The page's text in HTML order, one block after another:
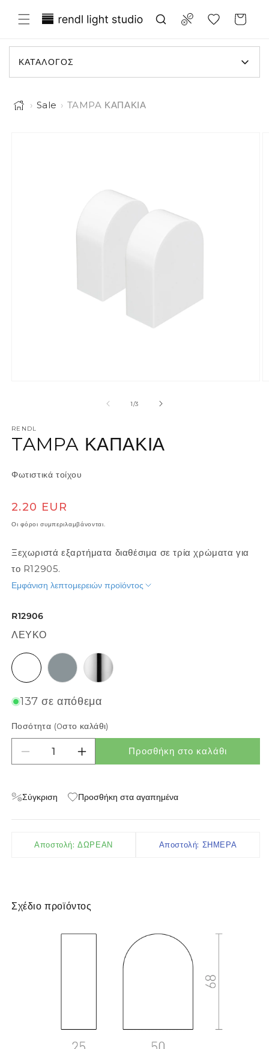
στο περιεχόμενο Compare
Translation missing: Καλάθι
ΚΑΤΆΛΟΓΟΣ
› Sale › TAMPA ΚΑΠΑΚΙΑ
1/από
3
RENDL
TAMPA ΚΑΠΑΚΙΑ
Φωτιστικά τοίχου
Κανονική τιμή
2.20 EUR
Οι φόροι συμπεριλαμβάνονται.
Ξεχωριστά εξαρτήματα διαθέσιμα σε τρία χρώματα για
το R12905.
Εμφάνιση λεπτομερειών προϊόντος
R12906
ΛΕΥΚΌ
λευκό γκρι ασημίχρώμιο
137 σε απόθεμα
Ποσότητα (0στο καλάθι)
Μείωση ποσότητας για TAMPA ΚΑΠΑΚΙΑ
Αύξηση ποσότητας για TAMPA
Προσθήκη στο καλάθι
Σύγκριση Προσθήκη στα αγαπημένα
Αποστολή: ΔΩΡΕΑΝ Αποστολή: ΣΗΜΕΡΑ
Σχέδιο προϊόντος